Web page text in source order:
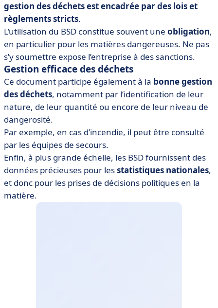
gestion des déchets est encadrée par des lois et
règlements stricts.
L’utilisation du BSD constitue souvent une obligation,
en particulier pour les matières dangereuses. Ne pas
s’y soumettre expose l’entreprise à des sanctions.
Gestion efficace des déchets
Ce document participe également à la bonne gestion
des déchets, notamment par l’identification de leur
nature, de leur quantité ou encore de leur niveau de
dangerosité.
Par exemple, en cas d’incendie, il peut être consulté
par les équipes de secours.
Enfin, à plus grande échelle, les BSD fournissent des
données précieuses pour lesstatistiques nationales,
et donc pour les prises de décisions politiques en la
matière.